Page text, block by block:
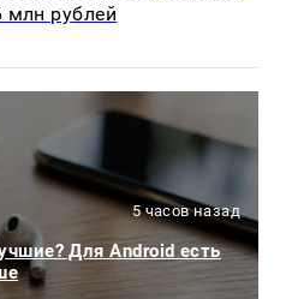
млн рублей
5 часов назад
Для Android есть